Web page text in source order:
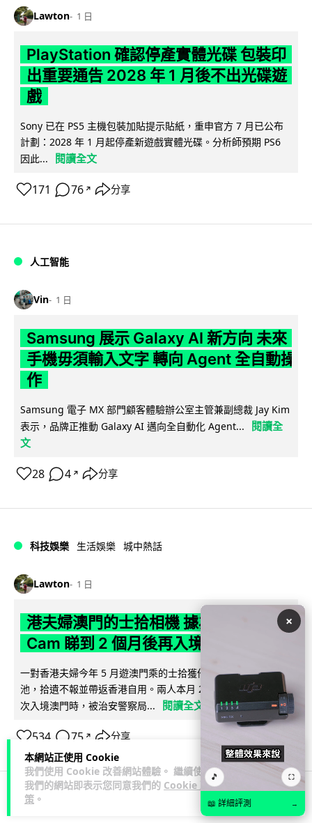
本網站正使用 Cookie
我們使用 Cookie 改善網站體驗。 繼續使用
我們的網站即表示您同意我們的 Cookie 政
策 。
Lawton 1 日
PlayStation 確認停產實體光碟 包裝印
出重要通告 2028 年 1 月後不出光碟遊
戲
Sony 已在 PS5 主機包裝加貼提示貼紙，重申官方 7 月已公布
計劃：2028 年 1 月起停產新遊戲實體光碟。分析師預期 PS6
因此...
閱讀全文
171 76 ↗ 分享
人工智能
Vin 1 日
Samsung 展示 Galaxy AI 新方向 未來
手機毋須輸入文字 轉向 Agent 全自動操
作
Samsung 電子 MX 部門顧客體驗辦公室主管兼副總裁 Jay Kim
表示，品牌正推動 Galaxy AI 邁向全自動化 Agent...
閱讀全
文
28 4 ↗ 分享
科技娛樂 生活娛樂 城中熱話
Lawton 1 日
港夫婦澳門的士拾相機 據為己有被的士
Cam 睇到 2 個月後再入境被捕
一對香港夫婦今年 5 月遊澳門乘的士拾獲他人遺留相機及電
池，拾遺不報並帶返香港自用。兩人本月 2 日經港珠澳大橋再
次入境澳門時，被治安警察局...
閱讀全文
534 75 ↗ 分享
3C科技
×
🎵 ⛶
📖 詳細評測 →